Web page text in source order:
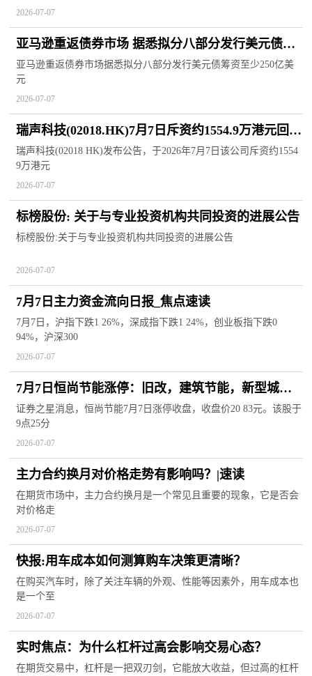
2026-07-07
亚马逊重返债券市场 据悉拟分八部分发行美元债筹
资至少250亿美元
亚马逊重返债券市场据悉拟分八部分发行美元债筹资至少250亿美
元
2026-07-07
瑞声科技(02018.HK)7月7日斥资约1554.9万港元回购
40万股
瑞声科技(02018 HK)发布公告，于2026年7月7日该公司斥资约1554
9万港元
2026-07-07
标榜股份: 关于与专业投资机构共同投资的进展公告
标榜股份:关于与专业投资机构共同投资的进展公告
2026-07-07
7月7日主力资金流向日报_焦点速读
7月7日，沪指下跌1 26%，深成指下跌1 24%，创业板指下跌0
94%，沪深300
2026-07-07
7月7日恒尚节能涨停：旧改，建筑节能，新型城镇
化概念热股
证券之星消息，恒尚节能7月7日涨停收盘，收盘价20 83元。该股于
9点25分
2026-07-07
主力合约换月对价格走势有影响吗？|速读
在期货市场中，主力合约换月是一个常见且重要的现象，它是否会
对价格走
2026-07-07
快报:用车成本如何测算购车决策更清晰？
在购买汽车时，除了关注车辆的外观、性能等因素外，用车成本也
是一个至
2026-07-07
实时焦点：为什么杠杆过高会影响交易心态？
在期货交易中，杠杆是一把双刃剑，它能放大收益，但过高的杠杆